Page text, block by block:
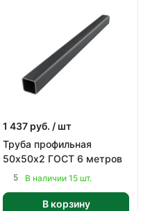
1 437 руб. / шт
Труба профильная
50х50х2 ГОСТ 6 метров
5 В наличии 15 шт.
В корзину